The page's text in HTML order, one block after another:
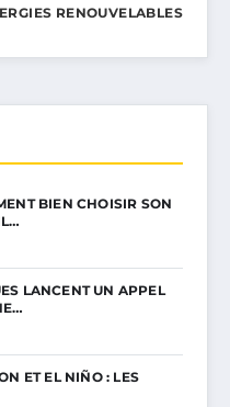
RENOUVELABLES
BIEN CHOISIR SON
LANCENT UN APPEL
ET EL NIÑO : LES